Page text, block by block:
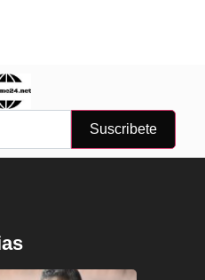
Suscribete